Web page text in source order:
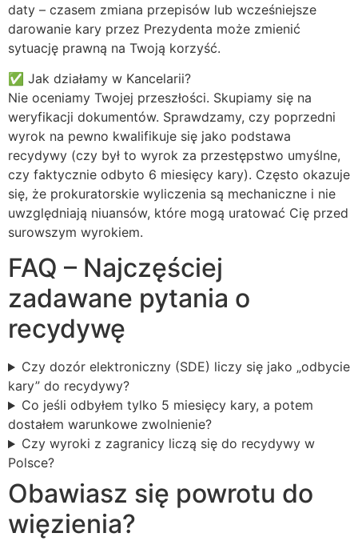
daty – czasem zmiana przepisów lub wcześniejsze
darowanie kary przez Prezydenta może zmienić
sytuację prawną na Twoją korzyść.
✅ Jak działamy w Kancelarii?
Nie oceniamy Twojej przeszłości. Skupiamy się na
weryfikacji dokumentów. Sprawdzamy, czy poprzedni
wyrok na pewno kwalifikuje się jako podstawa
recydywy (czy był to wyrok za przestępstwo umyślne,
czy faktycznie odbyto 6 miesięcy kary). Często okazuje
się, że prokuratorskie wyliczenia są mechaniczne i nie
uwzględniają niuansów, które mogą uratować Cię przed
surowszym wyrokiem.
FAQ – Najczęściej
zadawane pytania o
recydywę
Czy dozór elektroniczny (SDE) liczy się jako „odbycie
kary” do recydywy?
Co jeśli odbyłem tylko 5 miesięcy kary, a potem
dostałem warunkowe zwolnienie?
Czy wyroki z zagranicy liczą się do recydywy w
Polsce?
Obawiasz się powrotu do
więzienia?